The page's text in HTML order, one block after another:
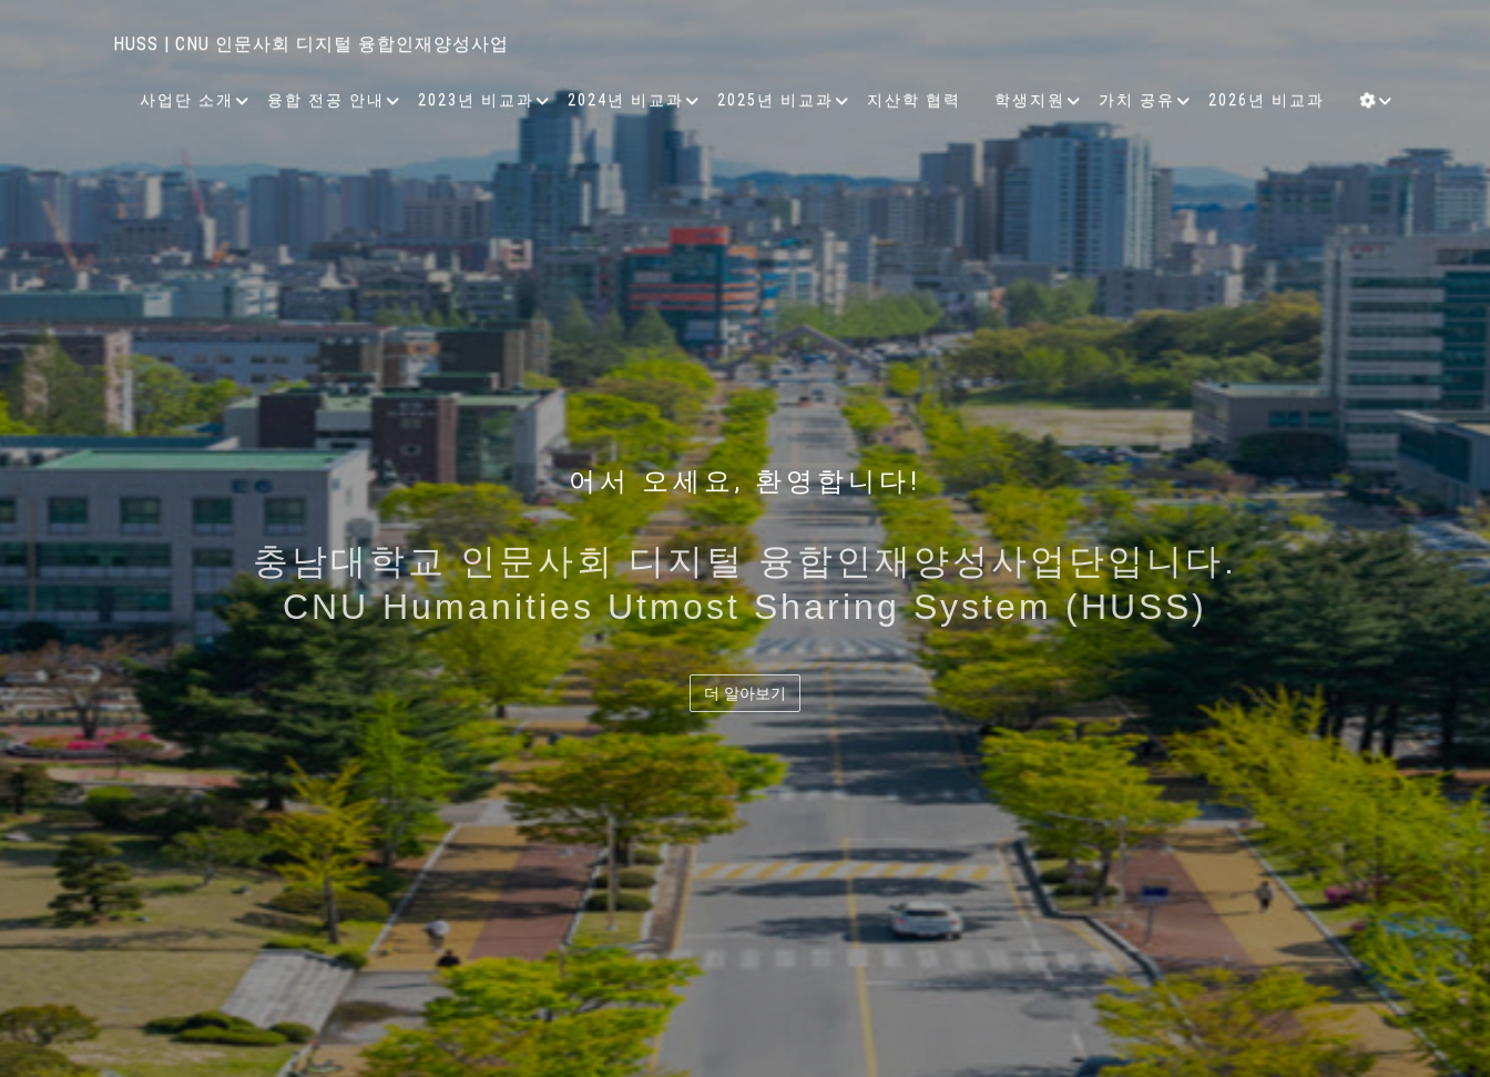
HUSS | CNU 인문사회 디지털 융합인재양성사업
사업단 소개 융합 전공 안내 2023년 비교과 2024년 비교과 2025년 비교과 지산학 협력 학생지원 가치 공유 2026년 비교과
어서 오세요, 환영합니다!
충남대학교 인문사회 디지털 융합인재양성사업단입니다.
CNU Humanities Utmost Sharing System (HUSS)
더 알아보기
언어와 커뮤니케이션, 뇌 · 인지과학 그리고 빅데이터 인공지능을 아우르는 융합인재의
양성
충남대학교 인문사회 디지털 융합인재양성사업단
더 알아보기
디지털 시대 인간과 기술에 대한 통찰력을 바탕으로
공존 · 공공 · 공유의 가치를 지향하는 디지털 시대의 창도
더 알아보기
인간과 기술에 대한 근본적인 이해를 바탕으로 디지털 기술을 활용하고
디지털 기술을 기반으로 사회문제 해결을 역량을 갖춘 융합인재양성
더 알아보기
지역사회의 특성과 특화산업 , 각 대학의 강점을 고도화시킨 5개 대학이 컨소시엄을 구
성하여
교육 과정의 유기적 결합 및 협력과 공유체계 확립
더 알아보기